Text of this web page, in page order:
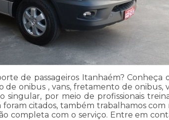
de passageiros Itanhaém?
onibus , vans, fretamento de onibus,
por meio de profissionais
citados, também trabalhamos
completa com o serviço. Entre em